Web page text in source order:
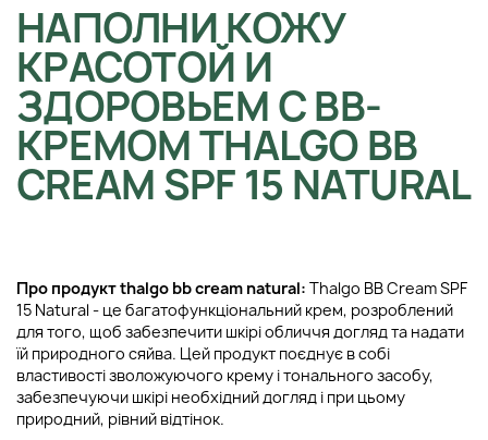
НАПОЛНИ КОЖУ
КРАСОТОЙ И
ЗДОРОВЬЕМ С ВВ-
КРЕМОМ THALGO BB
CREAM SPF 15 NATURAL
Про продукт thalgo bb cream natural: Thalgo BB Cream SPF
15 Natural - це багатофункціональний крем, розроблений
для того, щоб забезпечити шкірі обличчя догляд та надати
їй природного сяйва. Цей продукт поєднує в собі
властивості зволожуючого крему і тонального засобу,
забезпечуючи шкірі необхідний догляд і при цьому
природний, рівний відтінок.